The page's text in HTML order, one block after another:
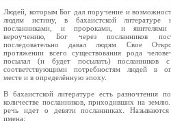
Людей, которым Бог дал поручение и
людям истину, в бахаистской литературе
посланниками, и пророками, и
вероучению, Бог через посланников
последовательно давал людям Свое
протяжении всего существования рода
посылал (и будет посылать) посланников с
соответствующими потребностям людей в
месте и в определённую эпоху.
В бахаистской литературе есть разночтения
количестве посланников, приходивших на
речь идет о девяти посланниках.
имена: